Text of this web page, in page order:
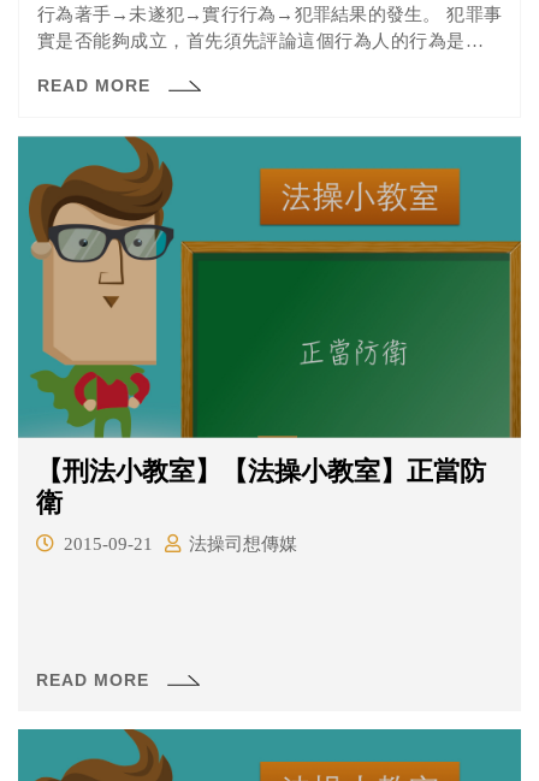
行為著手→未遂犯→實行行為→犯罪結果的發生。 犯罪事
實是否能夠成立，首先須先評論這個行為人的行為是否有
罪，如果不符合，就不成立犯罪。
READ MORE
【刑法小教室】【法操小教室】正當防
衛
2015-09-21 法操司想傳媒
READ MORE